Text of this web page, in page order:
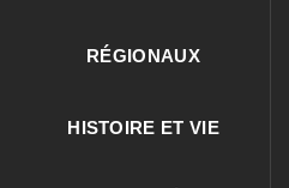
RÉGIONAUX
HISTOIRE ET VIE